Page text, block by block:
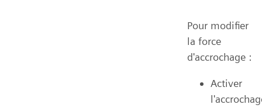
Pour modifier
la force
d'accrochage :
Activer